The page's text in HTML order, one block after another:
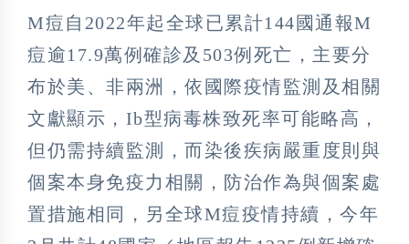
M痘自2022年起全球已累計144國通報M
痘逾17.9萬例確診及503例死亡，主要分
布於美、非兩洲，依國際疫情監測及相關
文獻顯示，Ib型病毒株致死率可能略高，
但仍需持續監測，而染後疾病嚴重度則與
個案本身免疫力相關，防治作為與個案處
置措施相同，另全球M痘疫情持續，今年